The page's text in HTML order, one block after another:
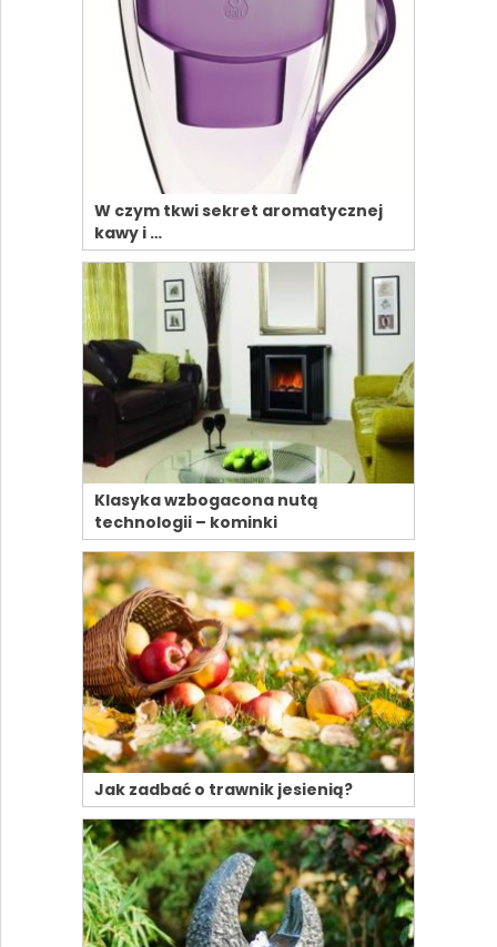
W czym tkwi sekret aromatycznej
kawy i …
Klasyka wzbogacona nutą
technologii – kominki
Jak zadbać o trawnik jesienią?